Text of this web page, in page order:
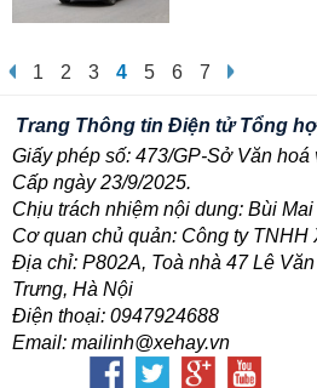
1 2 3 4 5 6 7
Trang Thông tin Điện tử Tổng
Giấy phép số: 473/GP-Sở Văn hoá
Cấp ngày 23/9/2025.
Chịu trách nhiệm nội dung: Bùi
Cơ quan chủ quản: Công ty TNHH
Địa chỉ: P802A, Toà nhà 47 Lê
Trưng, Hà Nội
Điện thoại: 0947924688
Email: mailinh@xehay.vn